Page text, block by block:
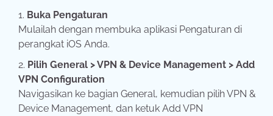
Buka Pengaturan
Mulailah dengan membuka aplikasi Pengaturan di
perangkat iOS Anda.
Pilih General > VPN & Device Management > Add
VPN Configuration
Navigasikan ke bagian General, kemudian pilih VPN &
Device Management, dan ketuk Add VPN